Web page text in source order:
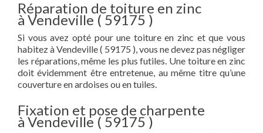
Réparation de toiture en zinc
à Vendeville ( 59175 )
Si vous avez opté pour une toiture en zinc et que vous
habitez à Vendeville ( 59175 ), vous ne devez pas négliger
les réparations, même les plus futiles. Une toiture en zinc
doit évidemment être entretenue, au même titre qu’une
couverture en ardoises ou en tuiles.
Fixation et pose de charpente
à Vendeville ( 59175 )